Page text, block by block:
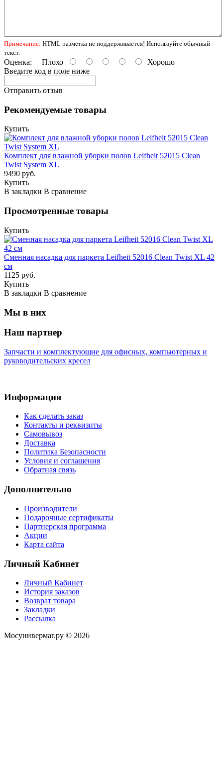
Примечание: HTML разметка не поддерживается! Используйте обычный
текст.
Оценка: Плохо
Хорошо
Введите код в поле ниже
Отправить отзыв
Рекомендуемые товары
Купить
Комплект для влажной уборки полов Leifheit 52015 Clean
Twist System XL
9490 руб.
Купить
В закладки В сравнение
Просмотренные товары
Купить
Сменная насадка для паркета Leifheit 52016 Clean Twist XL 42
см
1125 руб.
Купить
В закладки В сравнение
Мы в них
Наш партнер
Запчасти и комплектующие для офисных, компьютерных и
руководительских кресел
Информация
Как сделать заказ
Контакты и реквизиты
Самовывоз
Доставка
Политика Безопасности
Условия и соглашения
Обратная связь
Дополнительно
Производители
Подарочные сертификаты
Партнерская программа
Акции
Карта сайта
Личный Кабинет
Личный Кабинет
История заказов
Возврат товара
Закладки
Рассылка
Мосунивермаг.ру © 2026